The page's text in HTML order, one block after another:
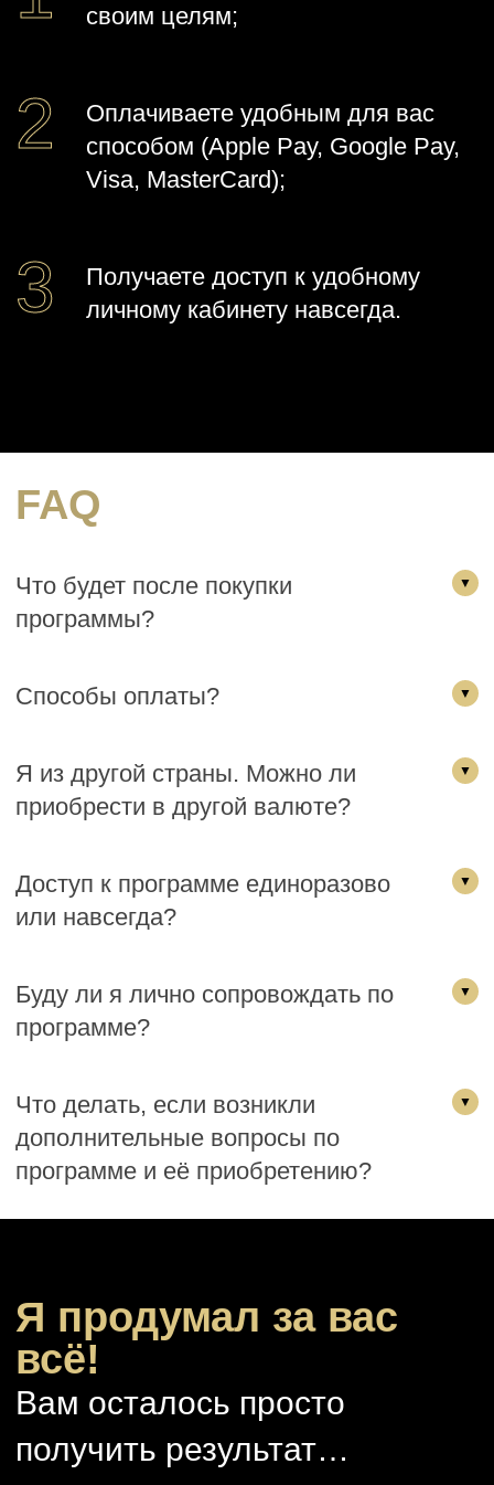
своим целям;
Оплачиваете удобным для вас
способом (Apple Pay, Google Pay,
Visa, MasterCard);
Получаете доступ к удобному
личному кабинету навсегда.
FAQ
Что будет после покупки
программы?
Способы оплаты?
Я из другой страны. Можно ли
приобрести в другой валюте?
Доступ к программе единоразово
или навсегда?
Буду ли я лично сопровождать по
программе?
Что делать, если возникли
дополнительные вопросы по
программе и её приобретению?
Я продумал за вас
всё!
Вам осталось просто
получить результат…